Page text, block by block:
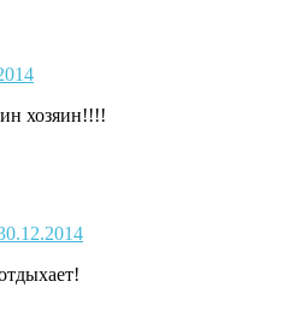
хозяин!!!!